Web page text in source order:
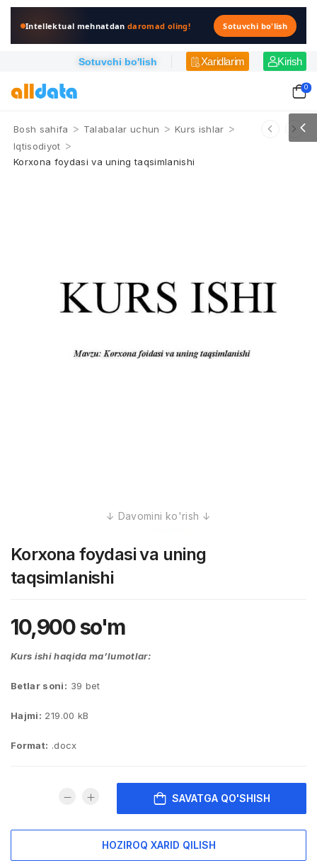
Intellektual mehnatdandaromad oling! Sotuvchi bo'lish
Sotuvchi bo'lish Xaridlarim Kirish
0
Bosh sahifa > Talabalar uchun > Kurs ishlar >
Iqtisodiyot >
Korxona foydasi va uning taqsimlanishi
Korxona foydasi va uning
taqsimlanishi
10,900so'm
Kurs ishi haqida ma’lumotlar:
Betlar soni: 39 bet
Hajmi: 219.00 kB
Format: .docx
SAVATGA QO'SHISH
HOZIROQ XARID QILISH